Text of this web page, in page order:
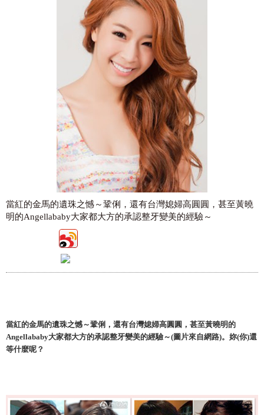
當紅的金馬的遺珠之憾～鞏俐，還有台灣媳婦高圓圓，甚至黃曉
明的Angellababy大家都大方的承認整牙變美的經驗～
當紅的金馬的遺珠之憾～鞏俐，還有台灣媳婦高圓圓，甚至黃曉明的
Angellababy大家都大方的承認整牙變美的經驗～(圖片來自網路)。妳(你)還
等什麼呢？